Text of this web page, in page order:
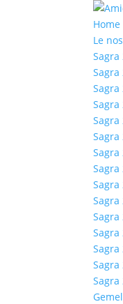
Home
Le
Sagra
Sagra
Sagra
Sagra
Sagra
Sagra
Sagra
Sagra
Sagra
Sagra
Sagra
Sagra
Sagra
Sagra
Sagra